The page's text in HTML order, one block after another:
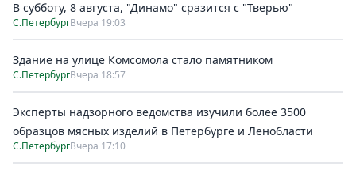
В субботу, 8 августа, "Динамо" сразится с "Тверью"
С.ПетербургВчера 19:03
Здание на улице Комсомола стало памятником
С.ПетербургВчера 18:57
Эксперты надзорного ведомства изучили более 3500
образцов мясных изделий в Петербурге и Ленобласти
С.ПетербургВчера 17:10